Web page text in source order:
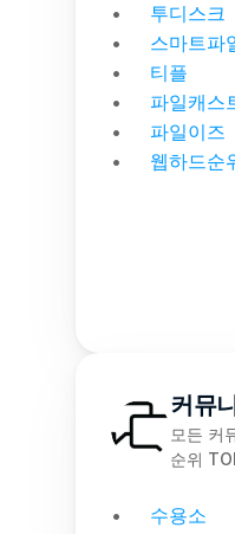
투디스크
스마트파
티플
파일캐스
파일이즈
웹하드순
커뮤
모든 커
순위
수용소